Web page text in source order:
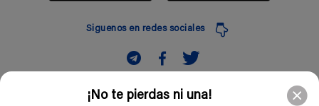
¡No te pierdas ni una!
Siguenos en redes sociales
Suscribir